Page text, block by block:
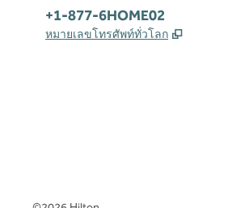
โทรศัพท์:
+1-877-6HOME02
หมายเลขโทรศัพท์ทั่วโลก ,